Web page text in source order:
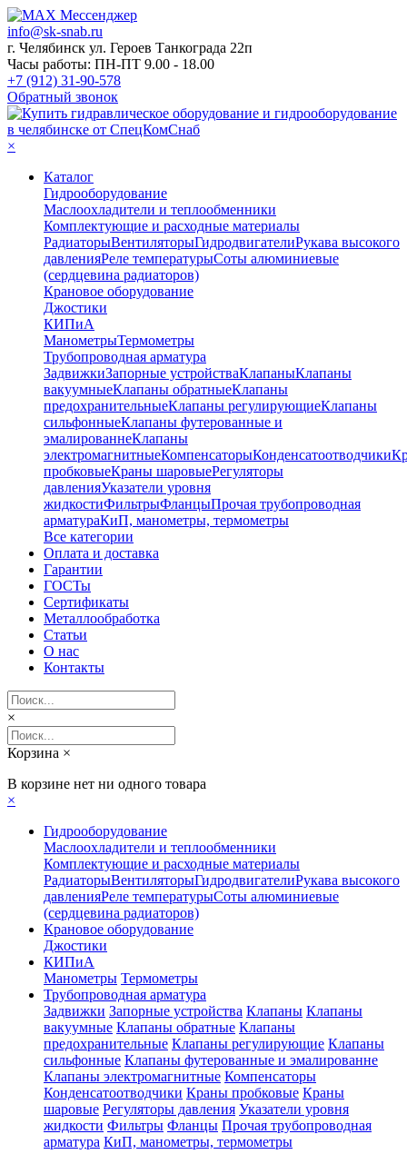
info@sk-snab.ru
г. Челябинск ул. Героев Танкограда 22п
Часы работы: ПН-ПТ 9.00 - 18.00
+7 (912) 31-90-578
Обратный звонок
×
Каталог
Гидрооборудование
Маслоохладители и теплообменники
Комплектующие и расходные материалы
РадиаторыВентиляторыГидродвигателиРукава высокого
давленияРеле температурыСоты алюминиевые
(сердцевина радиаторов)
Крановое оборудование
Джостики
КИПиА
МанометрыТермометры
Трубопроводная арматура
ЗадвижкиЗапорные устройстваКлапаныКлапаны
вакуумныеКлапаны обратныеКлапаны
предохранительныеКлапаны регулирующиеКлапаны
сильфонныеКлапаны футерованные и
эмалированнеКлапаны
электромагнитныеКомпенсаторыКонденсатоотводчики
пробковыеКраны шаровыеРегуляторы
давленияУказатели уровня
жидкостиФильтрыФланцыПрочая трубопроводная
арматураКиП, манометры, термометры
Все категории
Оплата и доставка
Гарантии
ГОСТы
Сертификаты
Металлообработка
Статьи
О нас
Контакты
×
Корзина ×
В корзине нет ни одного товара
×
Гидрооборудование
Маслоохладители и теплообменники
Комплектующие и расходные материалы
РадиаторыВентиляторыГидродвигателиРукава высокого
давленияРеле температурыСоты алюминиевые
(сердцевина радиаторов)
Крановое оборудование
Джостики
КИПиА
Манометры Термометры
Трубопроводная арматура
Задвижки Запорные устройства Клапаны Клапаны
вакуумные Клапаны обратные Клапаны
предохранительные Клапаны регулирующие Клапаны
сильфонные Клапаны футерованные и эмалированне
Клапаны электромагнитные Компенсаторы
Конденсатоотводчики Краны пробковые Краны
шаровые Регуляторы давления Указатели уровня
жидкости Фильтры Фланцы Прочая трубопроводная
арматура КиП, манометры, термометры